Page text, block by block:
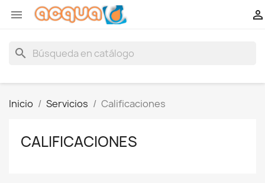
 
search
Inicio Servicios Calificaciones
CALIFICACIONES